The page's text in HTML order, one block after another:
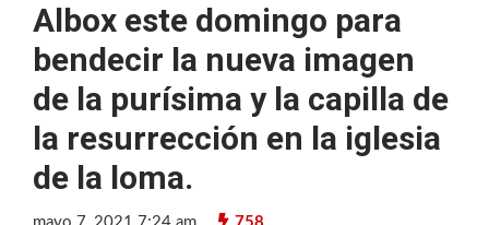
Albox este domingo para
bendecir la nueva imagen
de la purísima y la capilla de
la resurrección en la iglesia
de la loma.